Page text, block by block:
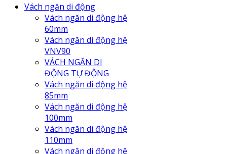
Vách ngăn di động
Vách ngăn di động hệ
60mm
Vách ngăn di động hệ
VNV90
VÁCH NGĂN DI
ĐỘNG TỰ ĐỘNG
Vách ngăn di động hệ
85mm
Vách ngăn di động hệ
100mm
Vách ngăn di động hệ
110mm
Vách ngăn di động hệ